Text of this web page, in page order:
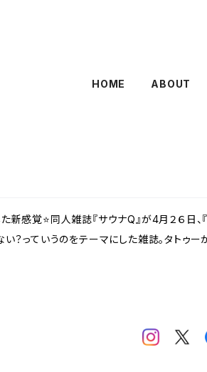
HOME ABOUT
感覚⭐️同人雑誌『サウナQ』が4月２６日、
？っていうのをテーマにした雑誌。タトゥ